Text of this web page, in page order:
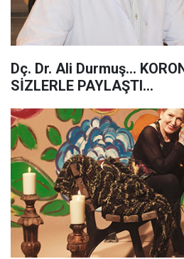
Dç. Dr. Ali Durmuş…
SİZLERLE PAYLAŞTI…